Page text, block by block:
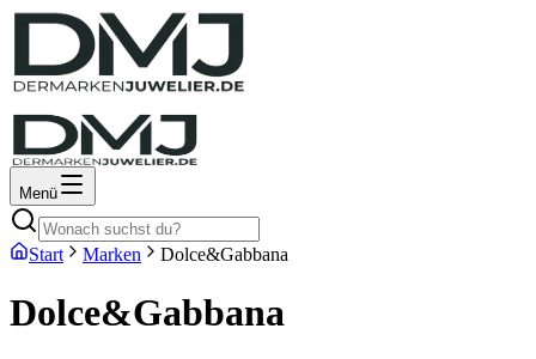
Menü
Start Marken Dolce&Gabbana
Dolce&Gabbana